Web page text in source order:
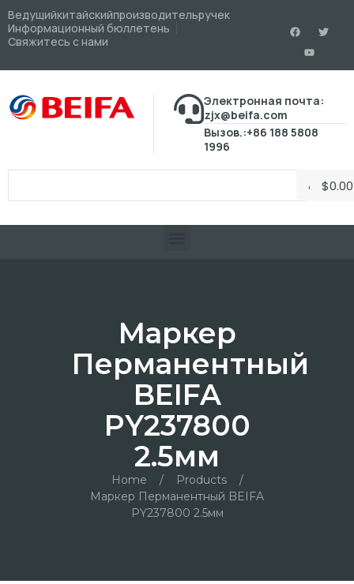
Ведущийкитайскийпроизводительручек
Информационный бюллетень
Свяжитесь с нами
Электронная почта:
zjx@beifa.com
Вызов.:+86 188 5808
1996
$0.00
Маркер
Перманентный
BEIFA
PY237800
2.5мм
Home / Products
/
Маркер Перманентный BEIFA
PY237800 2.5мм